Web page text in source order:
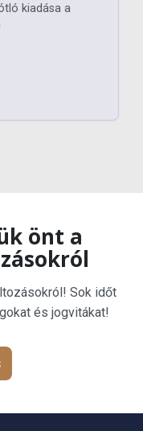
kiadása a
önt a
Sok időt
és jogvitákat!